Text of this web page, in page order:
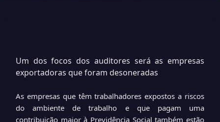
Um dos focos dos auditores será as empresas
exportadoras que foram desoneradas
As empresas que têm trabalhadores expostos a riscos
do ambiente de trabalho e que pagam uma
contribuição maior à Previdência Social também estão